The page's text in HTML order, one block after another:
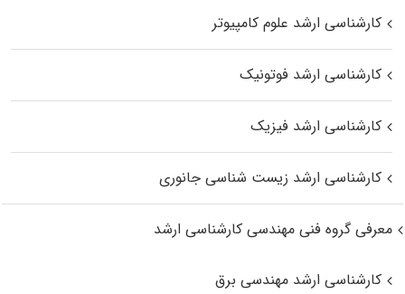
کارشناسی ارشد علوم کامپیوتر
کارشناسی ارشد فوتونیک
کارشناسی ارشد فیزیک
کارشناسی ارشد زیست‌ شناسی جانوری
معرفی گروه فنی مهندسی کارشناسی ارشد
کارشناسی ارشد مهندسی برق